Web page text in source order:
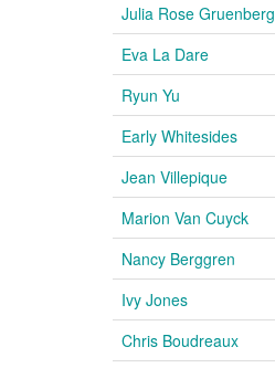
Julia Rose Gruenberg
Eva La Dare
Ryun Yu
Early Whitesides
Jean Villepique
Marion Van Cuyck
Nancy Berggren
Ivy Jones
Chris Boudreaux